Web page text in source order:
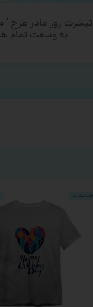
تیشرت روز مادر طرح ‘
به وسعت تمام